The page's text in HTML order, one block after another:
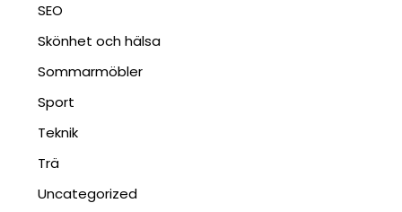
SEO
Skönhet och hälsa
Sommarmöbler
Sport
Teknik
Trä
Uncategorized